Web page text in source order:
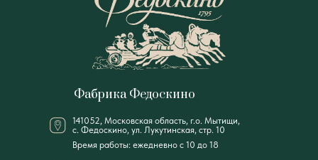
141052, Московская область, г.о. Мытищи,
с. Федоскино, ул. Лукутинская, стр. 10
Фабрика Федоскино
Время работы: ежедневно с 10 до 18